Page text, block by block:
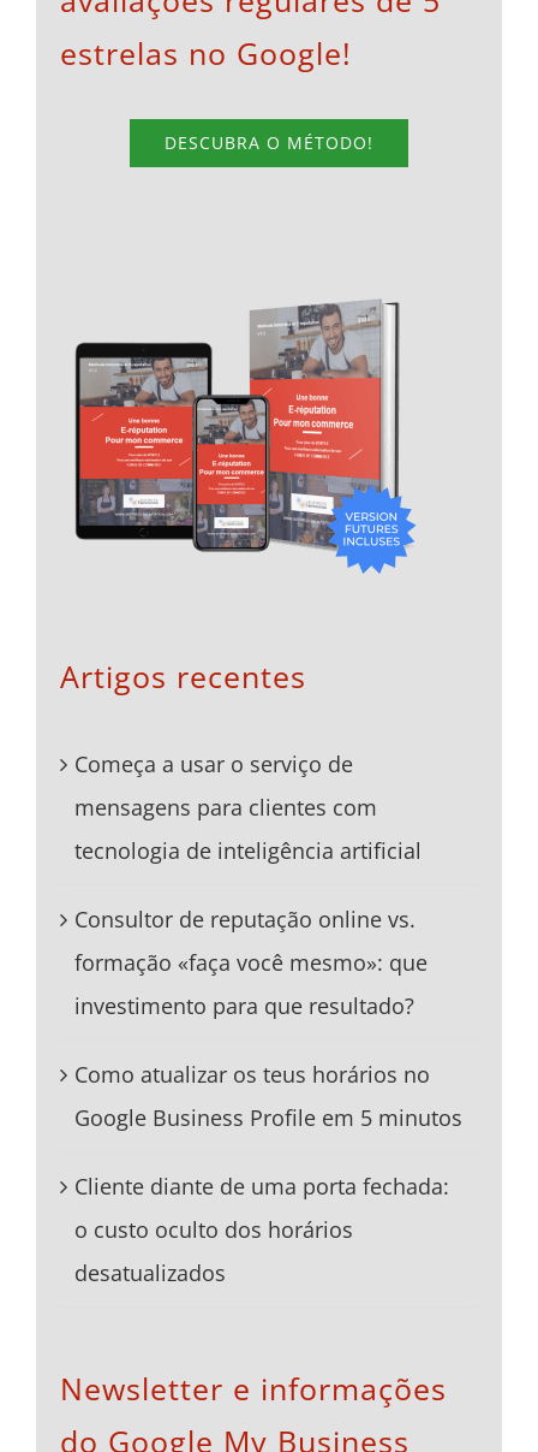
estrelas no Google!
DESCUBRA O MÉTODO!
Artigos recentes
Começa a usar o serviço de
mensagens para clientes com
tecnologia de inteligência artificial
Consultor de reputação online vs.
formação «faça você mesmo»: que
investimento para que resultado?
Como atualizar os teus horários no
Google Business Profile em 5 minutos
Cliente diante de uma porta fechada:
o custo oculto dos horários
desatualizados
Newsletter e informações
do Google My Business